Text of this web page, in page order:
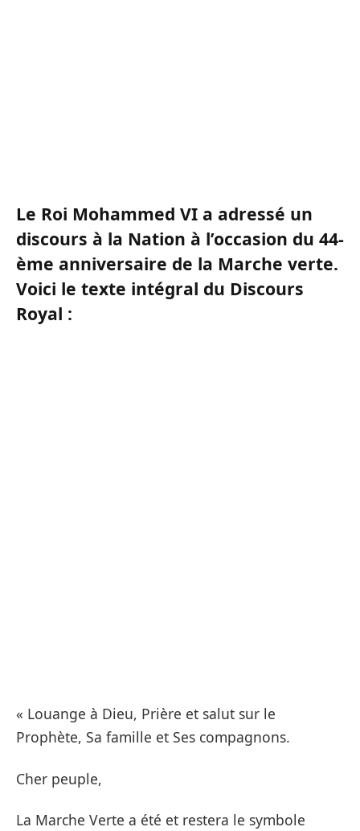
Le Roi Mohammed VI a adressé un
discours à la Nation à l’occasion du 44-
ème anniversaire de la Marche verte.
Voici le texte intégral du Discours
Royal :
« Louange à Dieu, Prière et salut sur le
Prophète, Sa famille et Ses compagnons.
Cher peuple,
La Marche Verte a été et restera le symbole